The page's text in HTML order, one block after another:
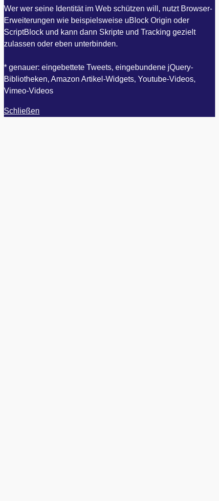
Wer wer seine Identität im Web schützen will, nutzt Browser-
Erweiterungen wie beispielsweise uBlock Origin oder
ScriptBlock und kann dann Skripte und Tracking gezielt
zulassen oder eben unterbinden.
* genauer: eingebettete Tweets, eingebundene jQuery-
Bibliotheken, Amazon Artikel-Widgets, Youtube-Videos,
Vimeo-Videos
Schließen